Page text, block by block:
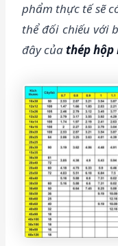
phẩm thực tế sẽ
thể đối chiếu với
đây củathép hộp